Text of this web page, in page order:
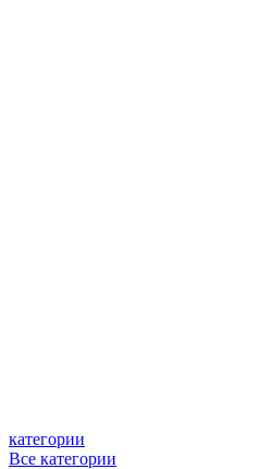
категории
Все категории